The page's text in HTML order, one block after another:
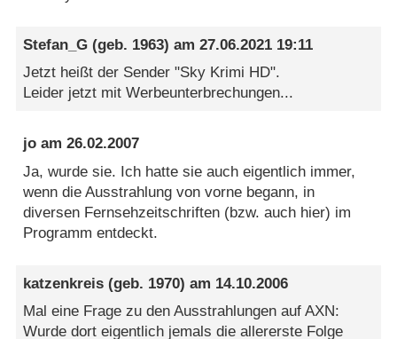
Stefan_G (geb. 1963) am27.06.2021 19:11
Jetzt heißt der Sender "Sky Krimi HD".
Leider jetzt mit Werbeunterbrechungen...
jo am26.02.2007
Ja, wurde sie. Ich hatte sie auch eigentlich immer,
wenn die Ausstrahlung von vorne begann, in
diversen Fernsehzeitschriften (bzw. auch hier) im
Programm entdeckt.
katzenkreis (geb. 1970) am 14.10.2006
Mal eine Frage zu den Ausstrahlungen auf AXN:
Wurde dort eigentlich jemals die allererste Folge